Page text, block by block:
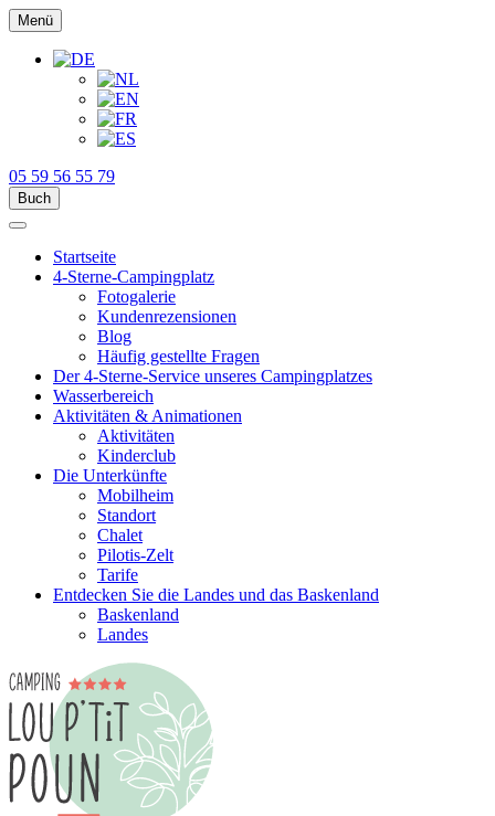
Menü
05 59 56 55 79
Buch
Startseite
4-Sterne-Campingplatz
Fotogalerie
Kundenrezensionen
Blog
Häufig gestellte Fragen
Der 4-Sterne-Service unseres Campingplatzes
Wasserbereich
Aktivitäten & Animationen
Aktivitäten
Kinderclub
Die Unterkünfte
Mobilheim
Standort
Chalet
Pilotis-Zelt
Tarife
Entdecken Sie die Landes und das Baskenland
Baskenland
Landes